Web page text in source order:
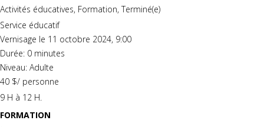
Activités éducatives, Formation, Terminé(e)
Service éducatif
Vernisage le 11 octobre 2024, 9:00
Durée: 0 minutes
Niveau: Adulte
40 $/ personne
9 H à 12 H.
FORMATION